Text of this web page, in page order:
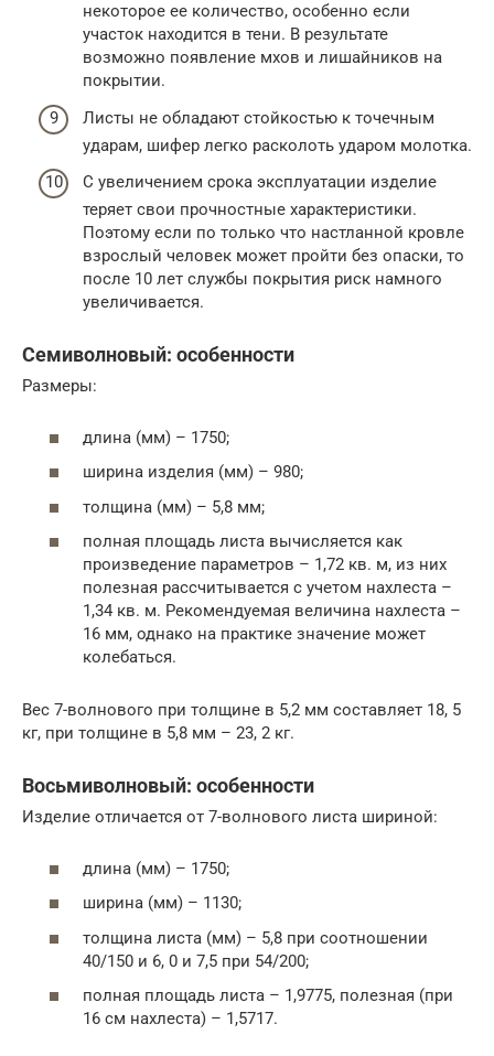
некоторое ее количество, особенно если
участок находится в тени. В результате
возможно появление мхов и лишайников на
покрытии.
Листы не обладают стойкостью к точечным
ударам, шифер легко расколоть ударом молотка.
С увеличением срока эксплуатации изделие
теряет свои прочностные характеристики.
Поэтому если по только что настланной кровле
взрослый человек может пройти без опаски, то
после 10 лет службы покрытия риск намного
увеличивается.
Семиволновый: особенности
Размеры:
длина (мм) – 1750;
ширина изделия (мм) – 980;
толщина (мм) – 5,8 мм;
полная площадь листа вычисляется как
произведение параметров – 1,72 кв. м, из них
полезная рассчитывается с учетом нахлеста –
1,34 кв. м. Рекомендуемая величина нахлеста –
16 мм, однако на практике значение может
колебаться.
Вес 7-волнового при толщине в 5,2 мм составляет 18, 5
кг, при толщине в 5,8 мм – 23, 2 кг.
Восьмиволновый: особенности
Изделие отличается от 7-волнового листа шириной:
длина (мм) – 1750;
ширина (мм) – 1130;
толщина листа (мм) – 5,8 при соотношении
40/150 и 6, 0 и 7,5 при 54/200;
полная площадь листа – 1,9775, полезная (при
16 см нахлеста) – 1,5717.